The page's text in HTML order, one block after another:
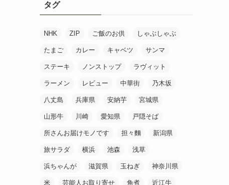
タグ
NHK ZIP ご飯のお供 しゃぶしゃぶ
たまご カレー キャベツ サンマ
ステーキ ノンストップ ラヴィット
ラーメン レビュー 中華街 乃木坂
八丈島 兵庫県 安納芋 宮城県
山形牛 川崎 愛知県 戸隠そば
所さんお届けモノです 担々麵 新潟県
旅サラダ 横浜 池森 浅草
浜ちゃんが 滋賀県 玉ねぎ 神奈川県
米 芸能人お取り寄せ 角煮 近江牛